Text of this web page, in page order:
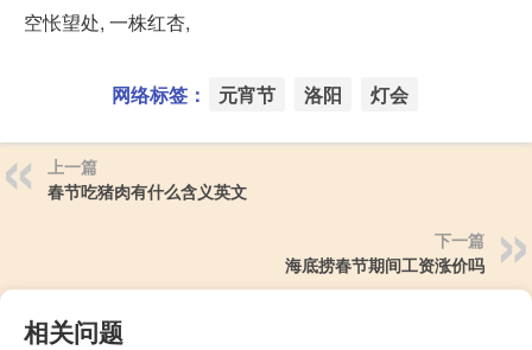
空怅望处, 一株红杏,
网络标签： 元宵节 洛阳 灯会
上一篇
春节吃猪肉有什么含义英文
下一篇
海底捞春节期间工资涨价吗
相关问题